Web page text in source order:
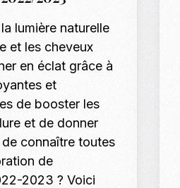
lumière naturelle
et les cheveux
en éclat grâce à
et
de booster les
et de donner
connaître toutes
de
2023 ? Voici